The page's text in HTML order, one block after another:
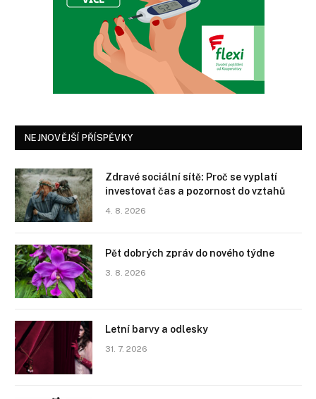
NEJNOVĚJŠÍ PŘÍSPĚVKY
Zdravé sociální sítě: Proč se vyplatí
investovat čas a pozornost do vztahů
4. 8. 2026
Pět dobrých zpráv do nového týdne
3. 8. 2026
Letní barvy a odlesky
31. 7. 2026